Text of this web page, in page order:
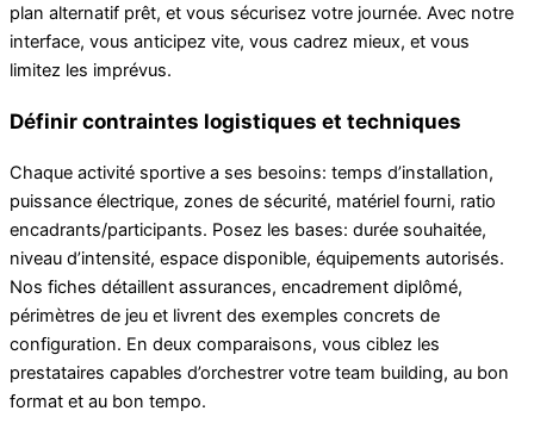
plan alternatif prêt, et vous sécurisez votre journée. Avec notre
interface, vous anticipez vite, vous cadrez mieux, et vous
limitez les imprévus.
Définir contraintes logistiques et techniques
Chaque activité sportive a ses besoins: temps d’installation,
puissance électrique, zones de sécurité, matériel fourni, ratio
encadrants/participants. Posez les bases: durée souhaitée,
niveau d’intensité, espace disponible, équipements autorisés.
Nos fiches détaillent assurances, encadrement diplômé,
périmètres de jeu et livrent des exemples concrets de
configuration. En deux comparaisons, vous ciblez les
prestataires capables d’orchestrer votre team building, au bon
format et au bon tempo.